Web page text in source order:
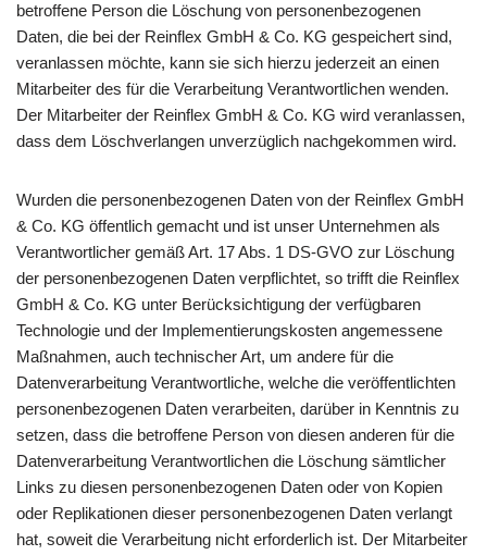
betroffene Person die Löschung von personenbezogenen
Daten, die bei der Reinflex GmbH & Co. KG gespeichert sind,
veranlassen möchte, kann sie sich hierzu jederzeit an einen
Mitarbeiter des für die Verarbeitung Verantwortlichen wenden.
Der Mitarbeiter der Reinflex GmbH & Co. KG wird veranlassen,
dass dem Löschverlangen unverzüglich nachgekommen wird.
Wurden die personenbezogenen Daten von der Reinflex GmbH
& Co. KG öffentlich gemacht und ist unser Unternehmen als
Verantwortlicher gemäß Art. 17 Abs. 1 DS-GVO zur Löschung
der personenbezogenen Daten verpflichtet, so trifft die Reinflex
GmbH & Co. KG unter Berücksichtigung der verfügbaren
Technologie und der Implementierungskosten angemessene
Maßnahmen, auch technischer Art, um andere für die
Datenverarbeitung Verantwortliche, welche die veröffentlichten
personenbezogenen Daten verarbeiten, darüber in Kenntnis zu
setzen, dass die betroffene Person von diesen anderen für die
Datenverarbeitung Verantwortlichen die Löschung sämtlicher
Links zu diesen personenbezogenen Daten oder von Kopien
oder Replikationen dieser personenbezogenen Daten verlangt
hat, soweit die Verarbeitung nicht erforderlich ist. Der Mitarbeiter